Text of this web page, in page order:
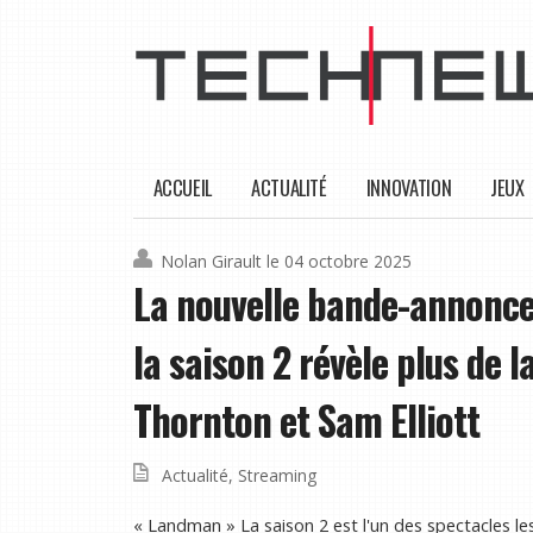
ACCUEIL ACTUALITÉ INNOVATION JEUX
Nolan Girault le 04 octobre 2025
La nouvelle bande-
la saison 2 révèle plus de
Thornton et Sam Elliott
Actualité, Streaming
« Landman » La saison 2 est l'un des spectacles